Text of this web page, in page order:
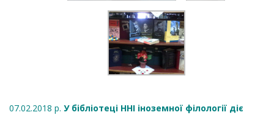
07.02.2018 р. У бібліотеці ННІ іноземної філології діє